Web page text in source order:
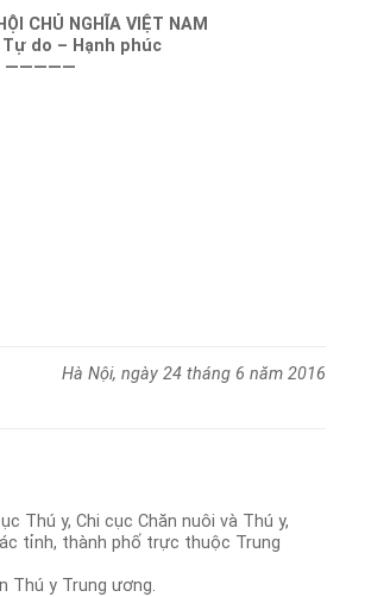
CHỦ NGHĨA VIỆT NAM
do – Hạnh phúc
—————
Hà Nội, ngày 24 tháng 6 năm 2016
Thú y, Chi cục Chăn nuôi và Thú y,
tỉnh, thành phố trực thuộc Trung
Thú y Trung ương.